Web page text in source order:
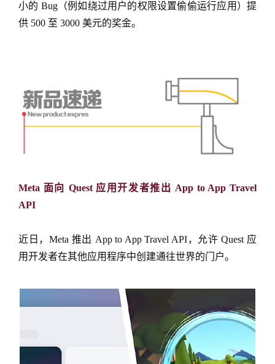
小的 Bug（例如绕过用户的权限设置偷偷运行应用）提
供 500 至 3000 美元的奖金。
Meta 面向 Quest 应用开发者推出 App to App Travel
API
近日，Meta 推出 App to App Travel API，允许 Quest 应
用开发者在其他应用程序中创建通往世界的门户。